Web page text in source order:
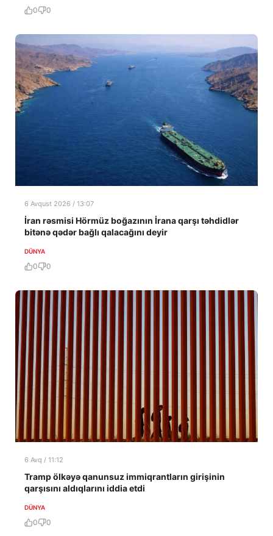
0 0
6 Avqust 2026 / 13:07
İran rəsmisi Hörmüz boğazının İrana qarşı təhdidlər
bitənə qədər bağlı qalacağını deyir
DÜNYA
0 0
6 Avq / 11:12
Tramp ölkəyə qanunsuz immiqrantların girişinin
qarşısını aldıqlarını iddia etdi
DÜNYA
0 0